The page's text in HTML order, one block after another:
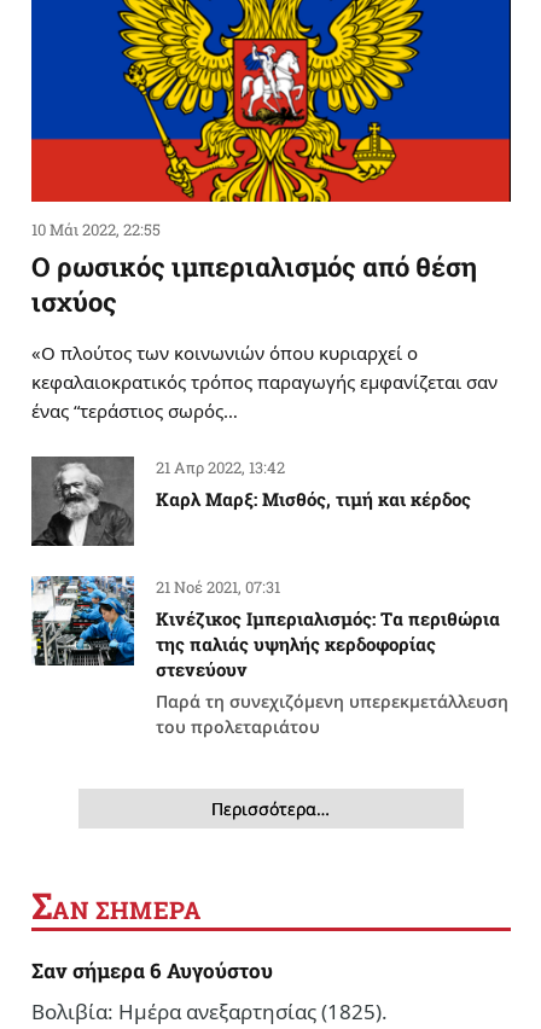
10 Μάι 2022, 22:55
Ο ρωσικός ιμπεριαλισμός από θέση
ισχύος
«Ο πλούτος των κοινωνιών όπου κυριαρχεί ο
κεφαλαιοκρατικός τρόπος παραγωγής εμφανίζεται σαν
ένας “τεράστιος σωρός…
21 Απρ 2022, 13:42
Καρλ Μαρξ: Μισθός, τιμή και κέρδος
21 Νοέ 2021, 07:31
Κινέζικος Ιμπεριαλισμός: Tα περιθώρια
της παλιάς υψηλής κερδοφορίας
στενεύουν
Παρά τη συνεχιζόμενη υπερεκμετάλλευση
του προλεταριάτου
Περισσότερα…
ΣΑΝ ΣΗΜΕΡΑ
Σαν σήμερα 6 Αυγούστου
Βολιβία: Ημέρα ανεξαρτησίας (1825).